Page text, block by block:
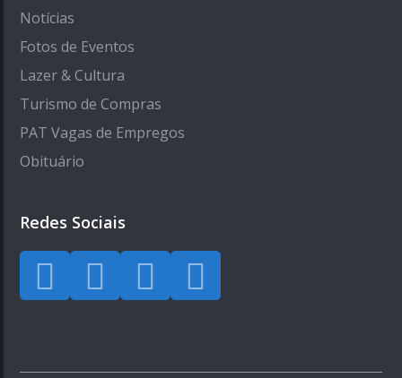
Notícias
Fotos de Eventos
Lazer & Cultura
Turismo de Compras
PAT Vagas de Empregos
Obituário
Redes Sociais